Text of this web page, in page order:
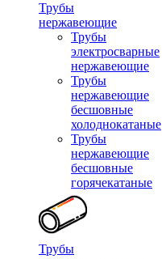
Трубы
нержавеющие
Трубы
электросварные
нержавеющие
Трубы
нержавеющие
бесшовные
холоднокатаные
Трубы
нержавеющие
бесшовные
горячекатаные
Трубы